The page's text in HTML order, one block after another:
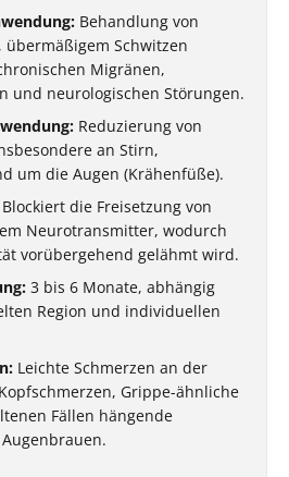
Behandlung von
übermäßigem Schwitzen
Migränen,
und neurologischen Störungen.
Reduzierung von
an Stirn,
um die Augen (Krähenfüße).
Blockiert die Freisetzung von
Neurotransmitter, wodurch
vorübergehend gelähmt wird.
3 bis 6 Monate, abhängig
Region und individuellen
Leichte Schmerzen an der
Grippe-ähnliche
Fällen hängende